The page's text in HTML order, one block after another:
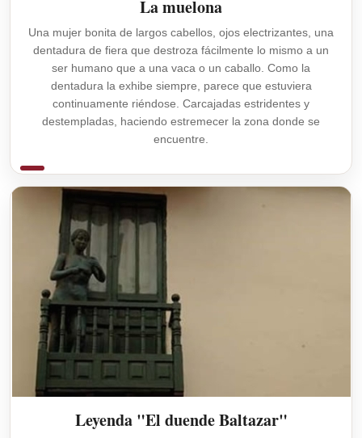
La muelona
Una mujer bonita de largos cabellos, ojos electrizantes, una
dentadura de fiera que destroza fácilmente lo mismo a un
ser humano que a una vaca o un caballo. Como la
dentadura la exhibe siempre, parece que estuviera
continuamente riéndose. Carcajadas estridentes y
destempladas, haciendo estremecer la zona donde se
encuentre.
Leyenda "El duende Baltazar"